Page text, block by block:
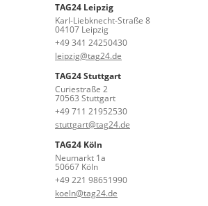
TAG24 Leipzig
Karl-Liebknecht-Straße 8
04107 Leipzig
+49 341 24250430
leipzig@tag24.de
TAG24 Stuttgart
Curiestraße 2
70563 Stuttgart
+49 711 21952530
stuttgart@tag24.de
TAG24 Köln
Neumarkt 1a
50667 Köln
+49 221 98651990
koeln@tag24.de